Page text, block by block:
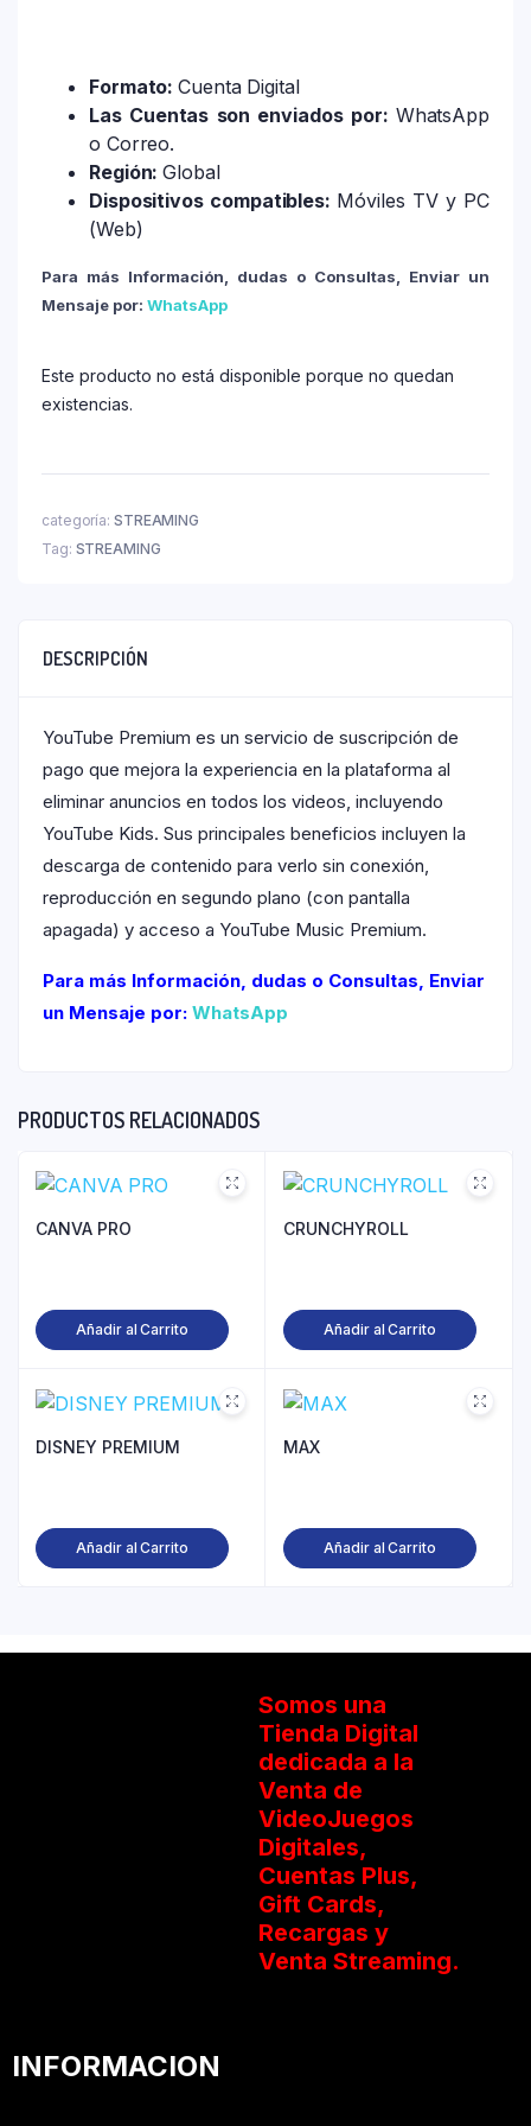
Formato:Cuenta Digital
Las Cuentas son enviados por: WhatsApp
o Correo.
Región:Global
Dispositivos compatibles: Móviles TV y PC
(Web)
Para más Información, dudas o Consultas, Enviar un
Mensaje por: WhatsApp
Este producto no está disponible porque no quedan
existencias.
categoría: STREAMING
Tag: STREAMING
DESCRIPCIÓN
YouTube Premium es un servicio de suscripción de
pago que mejora la experiencia en la plataforma al
eliminar anuncios en todos los videos, incluyendo
YouTube Kids. Sus principales beneficios incluyen la
descarga de contenido para verlo sin conexión,
reproducción en segundo plano (con pantalla
apagada) y acceso a YouTube Music Premium.
Para más Información, dudas o Consultas, Enviar
un Mensaje por: WhatsApp
PRODUCTOS RELACIONADOS
CANVA PRO
Añadir al Carrito
CRUNCHYROLL
Añadir al Carrito
DISNEY PREMIUM
Añadir al Carrito
MAX
Añadir al Carrito
Somos una
Tienda Digital
dedicada a la
Venta de
VideoJuegos
Digitales,
Cuentas Plus,
Gift Cards,
Recargas y
Venta Streaming.
INFORMACION